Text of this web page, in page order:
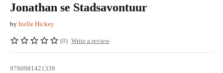
Jonathan se Stadsavontuur
by Izelle Hickey
(0) Write a review
9780981421339